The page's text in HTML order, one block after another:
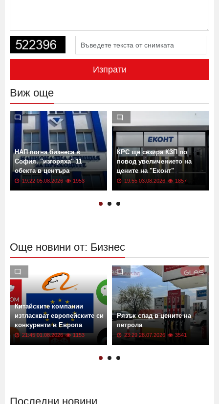
Изпрати
Виж още
НАП погна бизнеса в
София, "изгоряха" 11
обекта в центъра
19:22 05.08.2026 1953
КРС ще сезира КЗП по
повод увеличението на
цените на "Еконт"
19:55 03.08.2026 1857
Още новини от: Бизнес
Китайските компании
изтласкват европейските си
конкуренти в Европа
21:45 01.08.2026 1153
Рязък спад в цените на
петрола
23:29 28.07.2026 3541
Последни новини